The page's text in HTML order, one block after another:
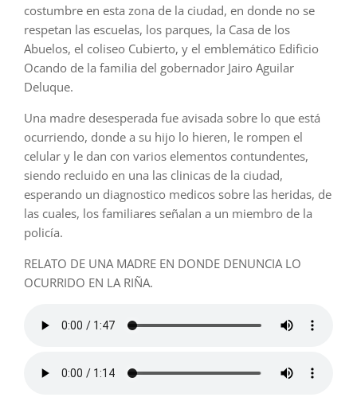
costumbre en esta zona de la ciudad, en donde no se
respetan las escuelas, los parques, la Casa de los
Abuelos, el coliseo Cubierto, y el emblemático Edificio
Ocando de la familia del gobernador Jairo Aguilar
Deluque.
Una madre desesperada fue avisada sobre lo que está
ocurriendo, donde a su hijo lo hieren, le rompen el
celular y le dan con varios elementos contundentes,
siendo recluido en una las clinicas de la ciudad,
esperando un diagnostico medicos sobre las heridas, de
las cuales, los familiares señalan a un miembro de la
policía.
RELATO DE UNA MADRE EN DONDE DENUNCIA LO
OCURRIDO EN LA RIÑA.